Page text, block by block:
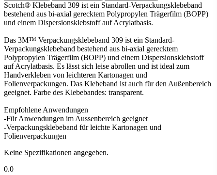
Scotch® Klebeband 309 ist ein Standard-Verpackungsklebeband
bestehend aus bi-axial gerecktem Polypropylen Trägerfilm (BOPP)
und einem Dispersionsklebstoff auf Acrylatbasis.
Das 3M™ Verpackungsklebeband 309 ist ein Standard-
Verpackungsklebeband bestehend aus bi-axial gerecktem
Polypropylen Trägerfilm (BOPP) und einem Dispersionsklebstoff
auf Acrylatbasis. Es lässt sich leise abrollen und ist ideal zum
Handverkleben von leichteren Kartonagen und
Folienverpackungen. Das Klebeband ist auch für den Außenbereich
geeignet. Farbe des Klebebandes: transparent.
Empfohlene Anwendungen
-Für Anwendungen im Aussenbereich geeignet
-Verpackungsklebeband für leichte Kartonagen und
Folienverpackungen
Keine Spezifikationen angegeben.
0.0